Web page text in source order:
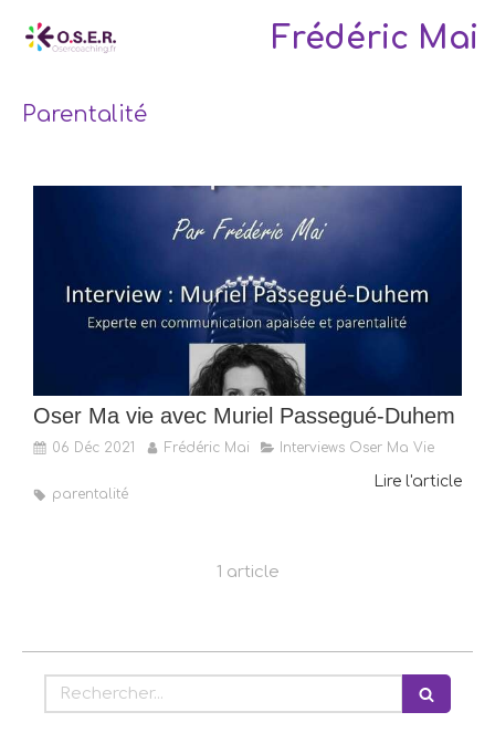
Frédéric Mai
Parentalité
Oser Ma vie avec Muriel Passegué-Duhem
06 Déc 2021 Frédéric Mai Interviews Oser Ma Vie
Lire l'article
parentalité
1 article
Rechercher